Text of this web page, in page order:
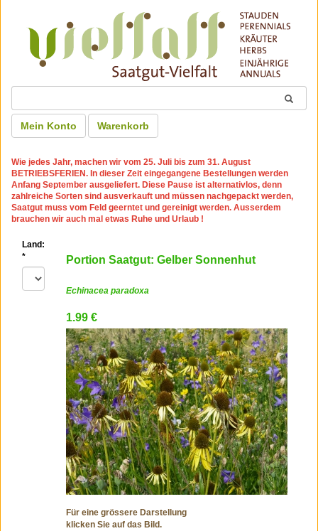
Mein Konto Warenkorb
Wie jedes Jahr, machen wir vom 25. Juli bis zum 31. August
BETRIEBSFERIEN. In dieser Zeit eingegangene Bestellungen werden
Anfang September ausgeliefert. Diese Pause ist alternativlos, denn
zahlreiche Sorten sind ausverkauft und müssen nachgepackt werden,
Saatgut muss vom Feld geerntet und gereinigt werden. Ausserdem
brauchen wir auch mal etwas Ruhe und Urlaub !
Land:
*
Portion Saatgut: Gelber Sonnenhut
Echinacea paradoxa
1.99 €
Für eine grössere Darstellung
klicken Sie auf das Bild.